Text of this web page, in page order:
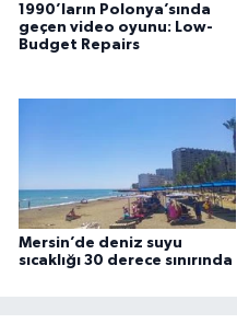
1990’ların Polonya’sında
geçen video oyunu: Low-
Budget Repairs
Mersin’de deniz suyu
sıcaklığı 30 derece sınırında